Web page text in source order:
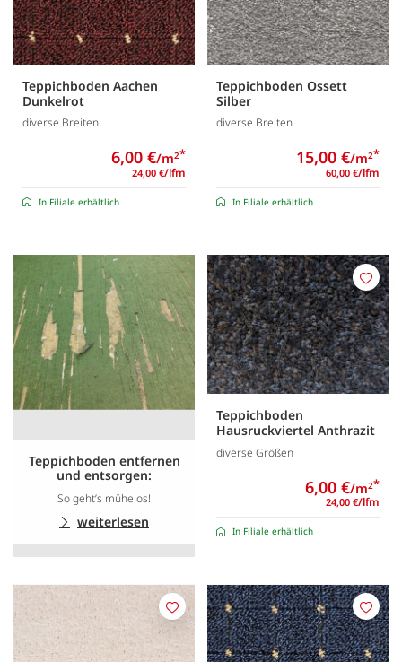
Teppichboden Aachen
Dunkelrot
diverse Breiten
6,00 €/m2*
24,00 €/lfm
In Filiale erhältlich
Teppichboden Ossett
Silber
diverse Breiten
15,00 €/m2*
60,00 €/lfm
In Filiale erhältlich
Teppichboden entfernen
und entsorgen:
So geht’s mühelos!
weiterlesen
Teppichboden
Hausruckviertel Anthrazit
diverse Größen
6,00 €/m2*
24,00 €/lfm
In Filiale erhältlich
Merken